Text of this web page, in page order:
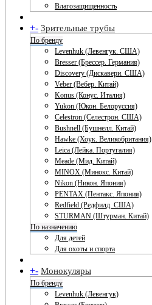
Влагозащищенность
+- Зрительные трубы
По бренду
Levenhuk (Левенгук. США)
Bresser (Брессер. Германия)
Discovery (Дискавери. США)
Veber (Вебер. Китай)
Konus (Конус. Италия)
Yukon (Юкон. Белоруссия)
Celestron (Селестрон. США)
Bushnell (Бушнелл. Китай)
Hawke (Хоук. Великобритания)
Leica (Лейка. Португалия)
Meade (Мид. Китай)
MINOX (Минокс. Китай)
Nikon (Никон. Япония)
PENTAX (Пентакс. Япония)
Redfield (Редфилд. США)
STURMAN (Штурман. Китай)
По назначению
Для детей
Для охоты и спорта
+- Монокуляры
По бренду
Levenhuk (Левенгук)